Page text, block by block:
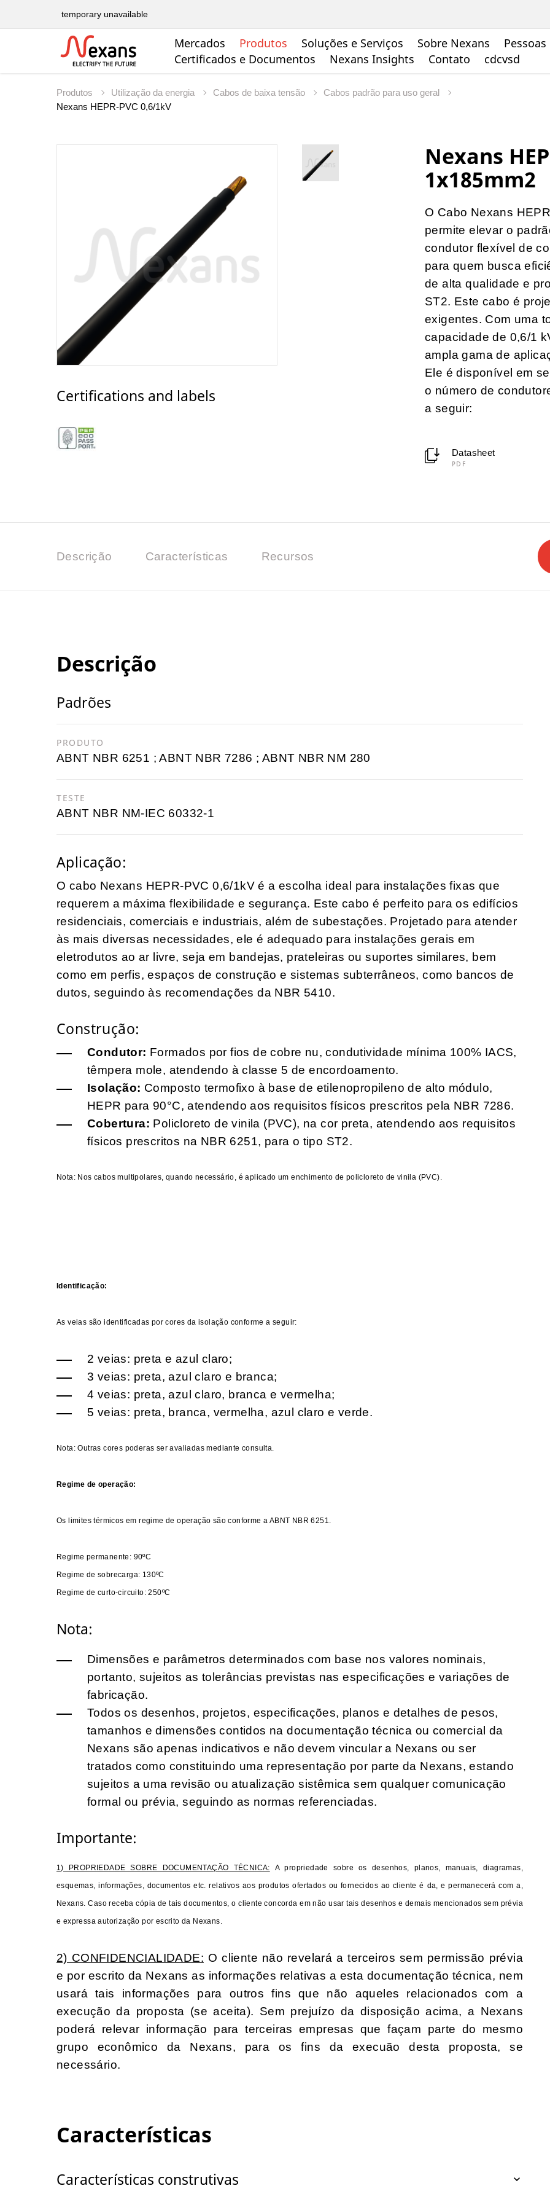
temporary unavailable
Mercados Produtos Soluções e Serviços Sobre Nexans
Certificados e Documentos
Nexans Insights Contato cdcvsd
Produtos Utilização da energia Cabos de baixa tensão
Cabos padrão para uso geral
Nexans HEPR-PVC 0,6/1kV
Certifications and labels
Nexans
1x185mm2
O Cabo Nexans
permite elevar o
condutor flexível de
para quem busca
de alta qualidade e
ST2. Este cabo é
exigentes. Com uma
capacidade de 0,6/1
ampla gama de
Ele é disponível em
o número de
a seguir:
Datasheet
PDF
Descrição Características Recursos
Descrição
Padrões
PRODUTO
ABNT NBR 6251 ; ABNT NBR 7286 ; ABNT NBR NM 280
TESTE
ABNT NBR NM-IEC 60332-1
Aplicação:
O cabo Nexans HEPR-PVC 0,6/1kV é a escolha ideal para instalações fixas que
requerem a máxima flexibilidade e segurança. Este cabo é perfeito para os edifícios
residenciais, comerciais e industriais, além de subestações. Projetado para atender
às mais diversas necessidades, ele é adequado para instalações gerais em
eletrodutos ao ar livre, seja em bandejas, prateleiras ou suportes similares, bem
como em perfis, espaços de construção e sistemas subterrâneos, como bancos de
dutos, seguindo às recomendações da NBR 5410.
Construção:
Condutor: Formados por fios de cobre nu, condutividade mínima 100% IACS,
têmpera mole, atendendo à classe 5 de encordoamento.
Isolação: Composto termofixo à base de etilenopropileno de alto módulo,
HEPR para 90°C, atendendo aos requisitos físicos prescritos pela NBR 7286.
Cobertura: Policloreto de vinila (PVC), na cor preta, atendendo aos requisitos
físicos prescritos na NBR 6251, para o tipo ST2.
Nota: Nos cabos multipolares, quando necessário, é aplicado um enchimento de policloreto de vinila (PVC).
Identificação:
As veias são identificadas por cores da isolação conforme a seguir:
2 veias: preta e azul claro;
3 veias: preta, azul claro e branca;
4 veias: preta, azul claro, branca e vermelha;
5 veias: preta, branca, vermelha, azul claro e verde.
Nota: Outras cores poderas ser avaliadas mediante consulta.
Regime de operação:
Os limites térmicos em regime de operação são conforme a ABNT NBR 6251.
Regime permanente: 90ºC
Regime de sobrecarga: 130ºC
Regime de curto-circuito: 250ºC
Nota:
Dimensões e parâmetros determinados com base nos valores nominais,
portanto, sujeitos as tolerâncias previstas nas especificações e variações de
fabricação.
Todos os desenhos, projetos, especificações, planos e detalhes de pesos,
tamanhos e dimensões contidos na documentação técnica ou comercial da
Nexans são apenas indicativos e não devem vincular a Nexans ou ser
tratados como constituindo uma representação por parte da Nexans, estando
sujeitos a uma revisão ou atualização sistêmica sem qualquer comunicação
formal ou prévia, seguindo as normas referenciadas.
Importante:
1) PROPRIEDADE SOBRE DOCUMENTAÇÃO TÉCNICA: A propriedade sobre os desenhos, planos, manuais, diagramas,
esquemas, informações, documentos etc. relativos aos produtos ofertados ou fornecidos ao cliente é da, e permanecerá com a,
Nexans. Caso receba cópia de tais documentos, o cliente concorda em não usar tais desenhos e demais mencionados sem prévia
e expressa autorização por escrito da Nexans.
2) CONFIDENCIALIDADE: O cliente não revelará a terceiros sem permissão prévia
e por escrito da Nexans as informações relativas a esta documentação técnica, nem
usará tais informações para outros fins que não aqueles relacionados com a
execução da proposta (se aceita). Sem prejuízo da disposição acima, a Nexans
poderá relevar informação para terceiras empresas que façam parte do mesmo
grupo econômico da Nexans, para os fins da execuão desta proposta, se
necessário.
Características
Características construtivas